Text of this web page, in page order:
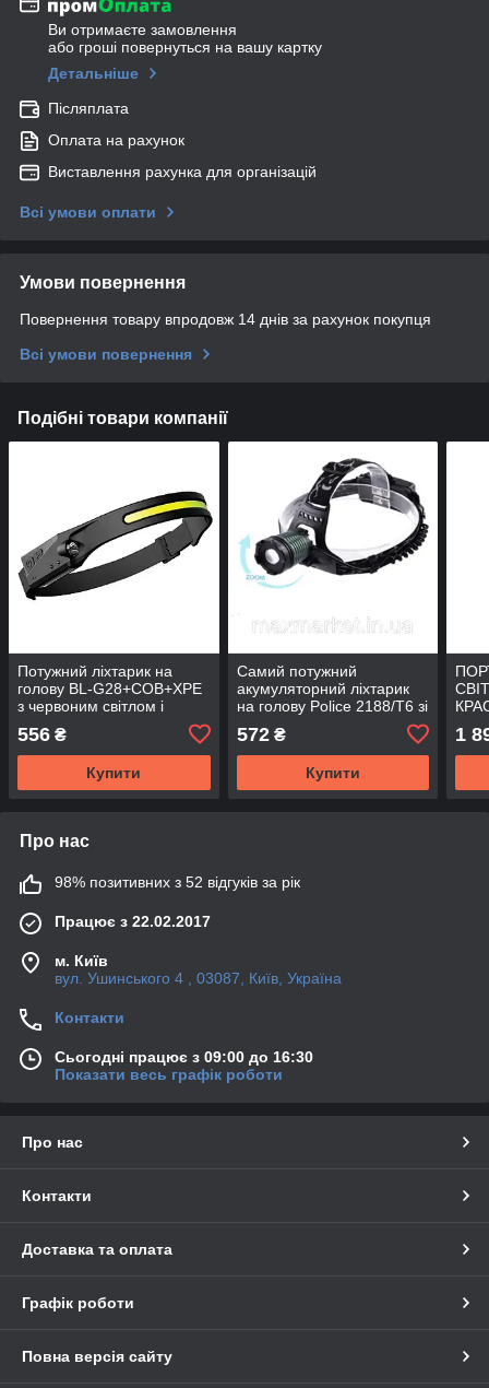
Ви отримаєте замовлення
або гроші повернуться на вашу картку
Детальніше
Післяплата
Оплата на рахунок
Виставлення рахунка для організацій
Всі умови оплати
Умови повернення
Повернення товару впродовж 14 днів за рахунок покупця
Всі умови повернення
Подібні товари компанії
Потужний ліхтарик на
голову BL-G28+COB+XPE
з червоним світлом і
556 ₴
Купити
Самий потужний
акумуляторний ліхтарик
на голову Police 2188/T6 зі
1000Lumen
572₴
Купити
1
Про нас
98% позитивних з 52 відгуків за рік
Працює з 22.02.2017
м. Київ
вул. Ушинського 4 , 03087, Київ, Україна
Контакти
Сьогодні працює з 09:00 до 16:30
Показати весь графік роботи
Про нас
Контакти
Доставка та оплата
Графік роботи
Повна версія сайту